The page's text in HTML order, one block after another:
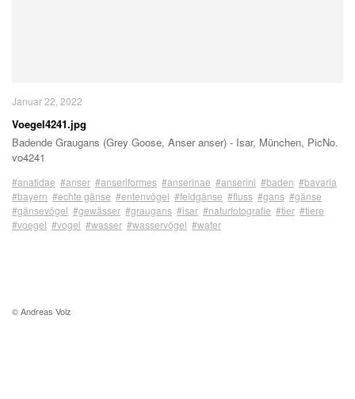
Januar 22, 2022
Voegel4241.jpg
Badende Graugans (Grey Goose, Anser anser) - Isar, München, PicNo.
vo4241
#anatidae #anser #anseriformes #anserinae #anserini #baden #bavaria
#bayern #echte gänse #entenvögel #feldgänse #fluss #gans #gänse
#gänsevögel #gewässer #graugans #isar #naturfotografie #tier #tiere
#voegel #vogel #wasser #wasservögel #water
© Andreas Volz